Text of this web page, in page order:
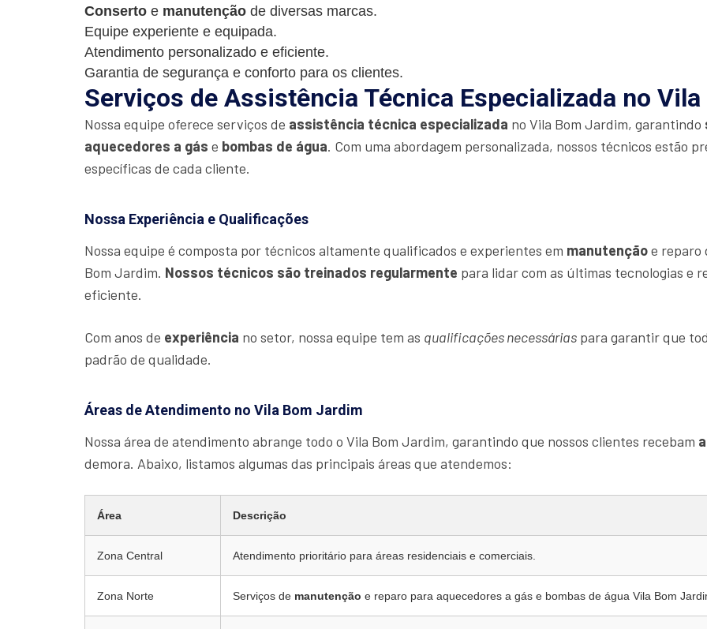
Conserto e manutenção de diversas marcas.
Equipe experiente e equipada.
Atendimento personalizado e eficiente.
Garantia de segurança e conforto para os clientes.
Serviços de Assistência Técnica Especializada no
Nossa equipe oferece serviços de assistência técnica especializada no Vila Bom Jardim, garantindo
aquecedores a gás e bombas de água. Com uma abordagem personalizada, nossos técnicos estão
específicas de cada cliente.
Nossa Experiência e Qualificações
Nossa equipe é composta por técnicos altamente qualificados e experientes em manutençãoe reparo
Bom Jardim. Nossos técnicos são treinados regularmente para lidar com as últimas tecnologias e
eficiente.
Com anos de experiência no setor, nossa equipe tem as qualificações necessárias para garantir que
padrão de qualidade.
Áreas de Atendimento no Vila Bom Jardim
Nossa área de atendimento abrange todo o Vila Bom Jardim, garantindo que nossos clientes recebam
demora. Abaixo, listamos algumas das principais áreas que atendemos:
Área Descrição
Zona Central Atendimento prioritário para áreas residenciais e comerciais.
Zona Norte Serviços de manutenção e reparo para aquecedores a gás e bombas de água Vila Bom